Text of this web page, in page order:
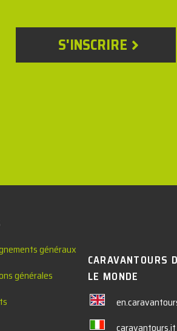
S'INSCRIRE
généraux
générales
CARAVANTOURS
LE MONDE
caravantours.it